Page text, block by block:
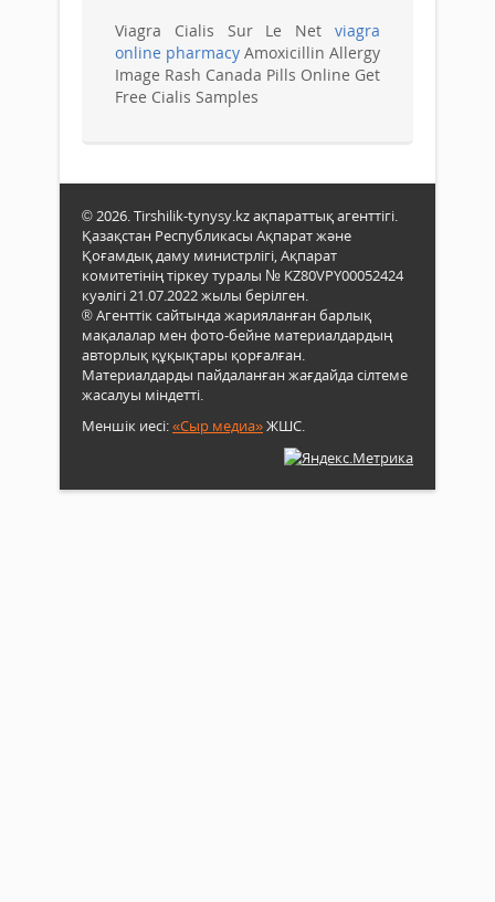
Viagra Cialis Sur Le Net viagra
online pharmacy Amoxicillin Allergy
Image Rash Canada Pills Online Get
Free Cialis Samples
© 2026. Tirshilik-tynysy.kz ақпараттық агенттігі.
Қазақстан Республикасы Ақпарат және
Қоғамдық даму министрлігі, Ақпарат
комитетінің тіркеу туралы № KZ80VPY00052424
куәлігі 21.07.2022 жылы берілген.
® Агенттік сайтында жарияланған барлық
мақалалар мен фото-бейне материалдардың
авторлық құқықтары қорғалған.
Материалдарды пайдаланған жағдайда сілтеме
жасалуы міндетті.
Меншік иесі:«Сыр медиа»ЖШС.